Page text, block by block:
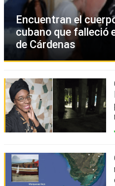
Encuentran el
cubano que falleció
de Cárdenas